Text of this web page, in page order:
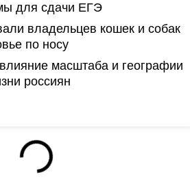
для сдачи ЕГЭ
владельцев кошек и собак
по носу
масштаба и географии
россиян